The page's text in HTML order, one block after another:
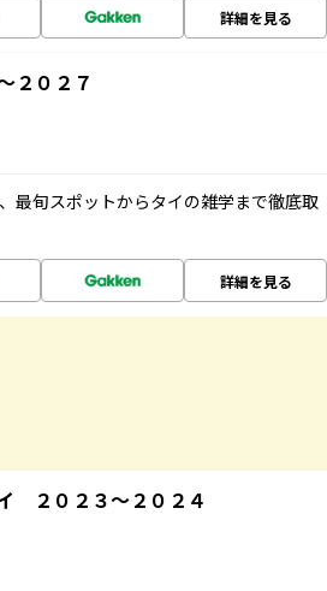
詳細を見る
０２７
最旬スポットからタイの雑学まで徹底取
詳細を見る
２０２３～２０２４